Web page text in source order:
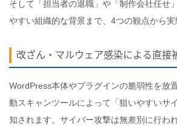
そして「担当者の退職」や「制作会社任せ
やすい組織的な背景まで、4つの観点から実
改ざん・マルウェア感染による直接
WordPress本体やプラグインの脆弱性を放
動スキャンツールによって「狙いやすいサ
知されます。サイバー攻撃は無差別に行わ